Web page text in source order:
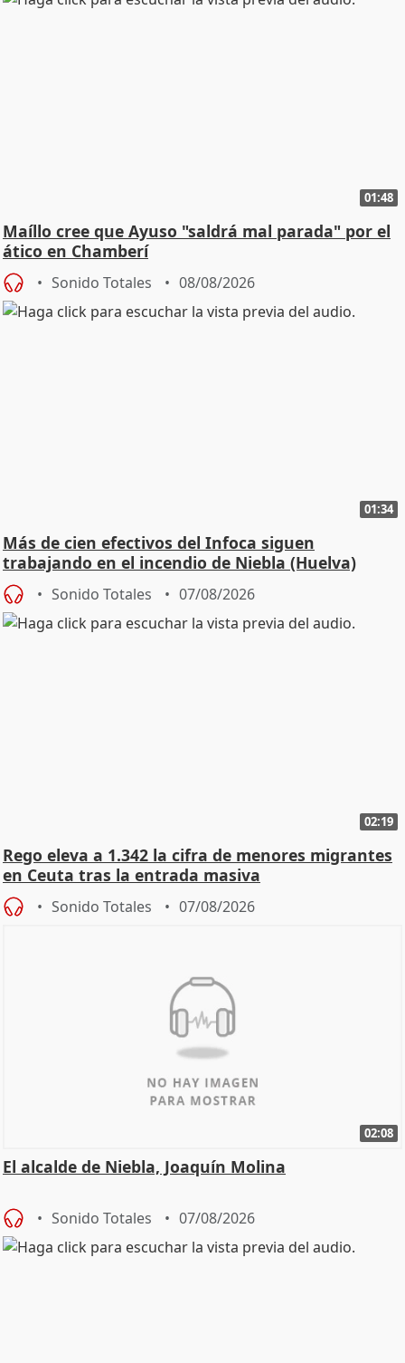
01:48
Maíllo cree que Ayuso "saldrá mal parada" por el
ático en Chamberí
Sonido Totales 08/08/2026
01:34
Más de cien efectivos del Infoca siguen
trabajando en el incendio de Niebla (Huelva)
Sonido Totales 07/08/2026
02:19
Rego eleva a 1.342 la cifra de menores migrantes
en Ceuta tras la entrada masiva
Sonido Totales 07/08/2026
02:08
El alcalde de Niebla, Joaquín Molina
Sonido Totales 07/08/2026